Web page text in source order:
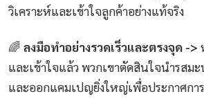
วิเคราะห์และเข้าใจลูกค้าอย่างแท้จริง
🌈 ลงมือทำอย่างรวดเร็วและตรงจุด ->
และเข้าใจแล้ว พวกเขาตัดสินใจนำรสม
และออกแคมเปญยิ่งใหญ่เพื่อประกาศกา